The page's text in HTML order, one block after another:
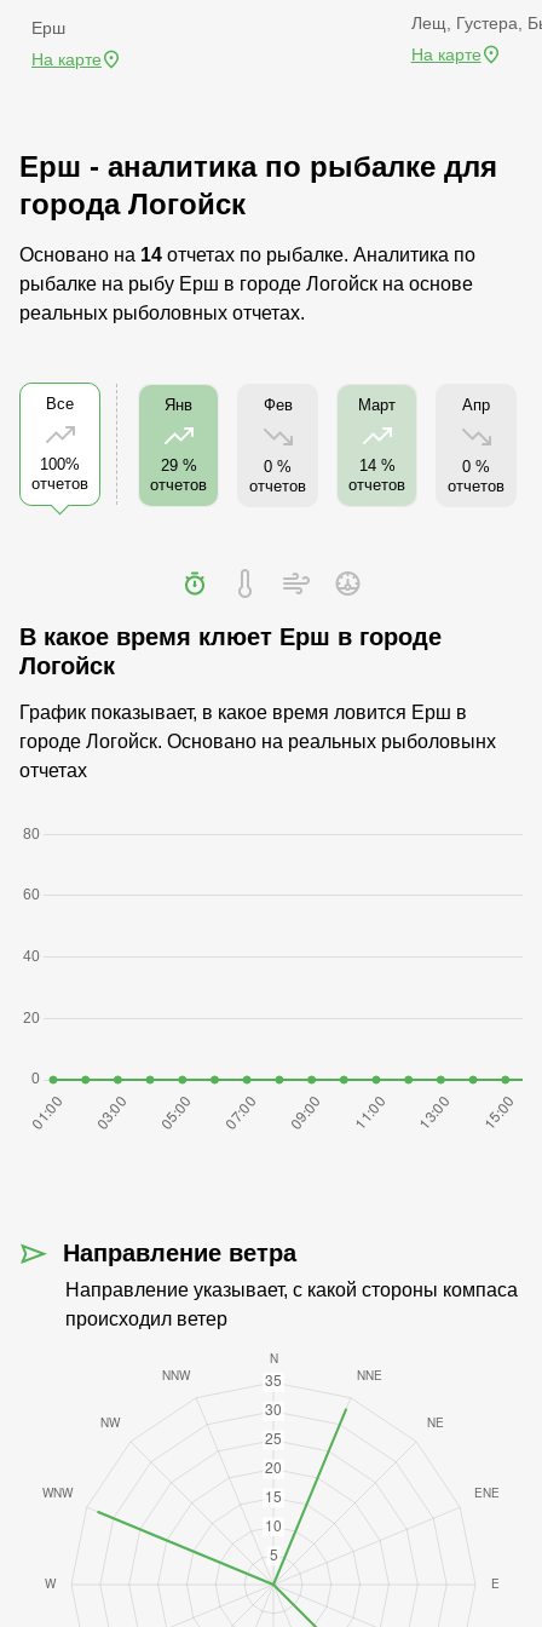
Ерш
На карте
Лещ, Густера,
На карте
Ерш - аналитика по рыбалке для
города Логойск
Основано на 14 отчетах по рыбалке. Аналитика по
рыбалке на рыбу Ерш в городе Логойск на основе
реальных рыболовных отчетах.
Все
100%
отчетов
Янв
29 %
отчетов
Фев
0 %
отчетов
Март
14 %
отчетов
Апр
0 %
отчетов
В какое время клюет Ерш в городе
Логойск
График показывает, в какое время ловится Ерш в
городе Логойск. Основано на реальных рыболовынх
отчетах
Направление ветра
Направление указывает, с какой стороны компаса
происходил ветер